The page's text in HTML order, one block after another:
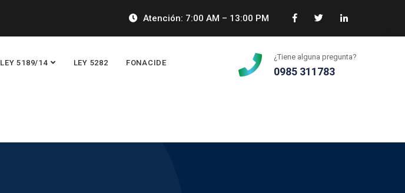
Atención: 7:00 AM – 13:00 PM
¿Tiene alguna pregunta?
0985 311783
LEY 5189/14 LEY 5282 FONACIDE